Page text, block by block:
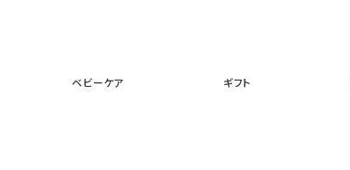
ベビーケア ギフト